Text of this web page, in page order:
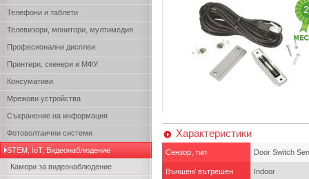
Телефони и таблети
Телевизори, монитори, мултимедия
Професионални дисплеи
Принтери, скенери и МФУ
Консумативи
Мрежови устройства
Съхранение на информация
Фотоволтаични системи
STEM, IoT, Видеонаблюдение
Камери за видеонаблюдение
Характеристики
Сензор, тип Door Switch
Външен/ вътрешен Indoor